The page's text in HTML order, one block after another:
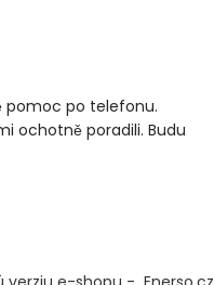
pomoc po telefonu.
ochotně poradili. Budu